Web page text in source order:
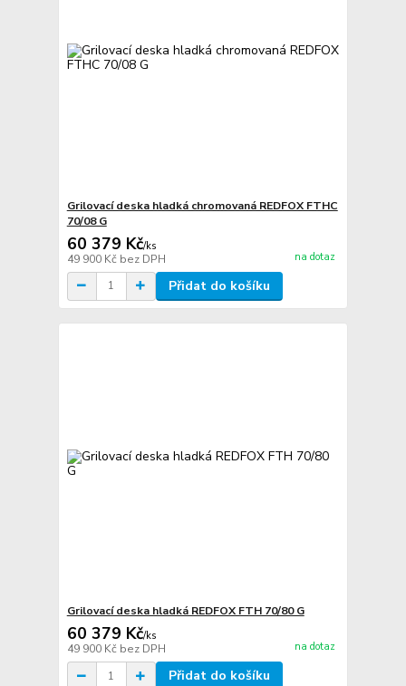
Grilovací deska hladká chromovaná REDFOX FTHC
70/08 G
60 379 Kč/ks
49 900 Kč bez DPH na dotaz
Přidat do košíku
Grilovací deska hladká REDFOX FTH 70/80 G
60 379 Kč/ks
49 900 Kč bez DPH na dotaz
Přidat do košíku